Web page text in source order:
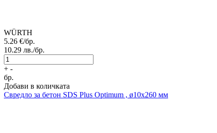
WÜRTH
5.26 €/бр.
10.29 лв./бр.
+ -
бр.
Добави в количката
Свредло за бетон SDS Plus Optimum , ø10x260 мм